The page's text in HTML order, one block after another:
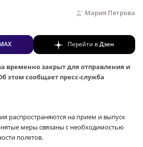
Мария Петрова
Перейти вДзен
временно закрыт для отправления и
этом сообщает пресс-служба
распространяются на прием и выпуск
меры связаны с необходимостью
полетов.